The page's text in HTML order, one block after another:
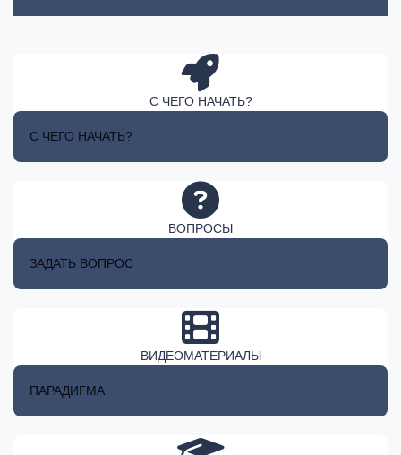
С ЧЕГО НАЧАТЬ?
С ЧЕГО НАЧАТЬ?
ВОПРОСЫ
ЗАДАТЬ ВОПРОС
ВИДЕОМАТЕРИАЛЫ
ПАРАДИГМА